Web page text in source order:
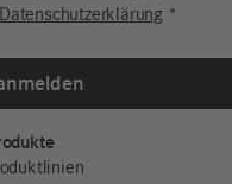
Datenschutzerklärung*